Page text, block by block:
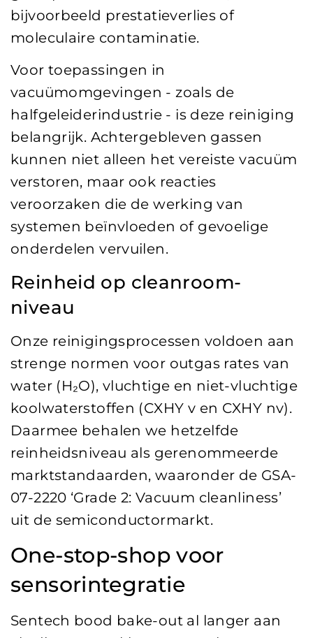
bijvoorbeeld prestatieverlies of
moleculaire contaminatie.
Voor toepassingen in
vacuümomgevingen - zoals de
halfgeleiderindustrie - is deze reiniging
belangrijk. Achtergebleven gassen
kunnen niet alleen het vereiste vacuüm
verstoren, maar ook reacties
veroorzaken die de werking van
systemen beïnvloeden of gevoelige
onderdelen vervuilen.
Reinheid op cleanroom-
niveau
Onze reinigingsprocessen voldoen aan
strenge normen voor outgas rates van
water (H₂O), vluchtige en niet-vluchtige
koolwaterstoffen (CXHY v en CXHY nv).
Daarmee behalen we hetzelfde
reinheidsniveau als gerenommeerde
marktstandaarden, waaronder de GSA-
07-2220 ‘Grade 2: Vacuum cleanliness’
uit de semiconductormarkt.
One-stop-shop voor
sensorintegratie
Sentech bood bake-out al langer aan